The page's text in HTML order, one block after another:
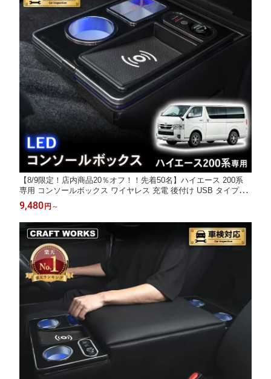
【8/9限定！店内商品20％オフ！！先着50名】ハイエース 200系
専用 コンソールボックス ワイヤレス 充電 後付け USB タイプA
タイプC ドリンクホルダー センターコンソール 収納 簡単 設置 ト
ヨタ TOYOTA HIACE スーパーGL DX
9,480 円 ～